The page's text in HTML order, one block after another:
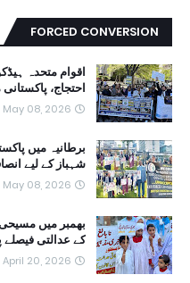
FORCED CONVERSION
احتجاج،
May 08, 2026
برطانیہ میں
شہباز کے لیے
May 08, 2026
بھمبر میں مسیحی
کے عدالتی
April 20, 2026